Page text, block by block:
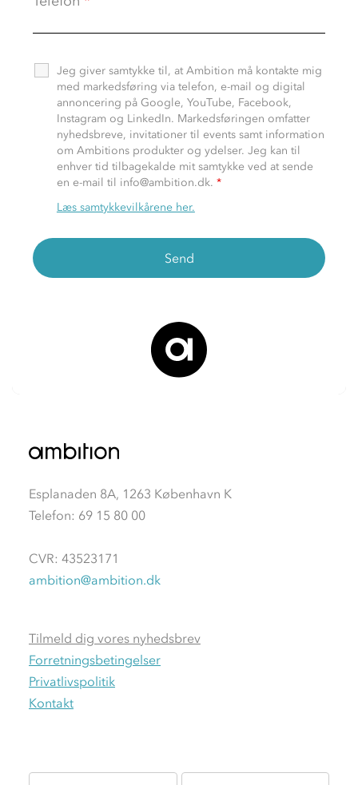
Jeg giver samtykke til, at Ambition må kontakte mig
med markedsføring via telefon, e-mail og digital
annoncering på Google, YouTube, Facebook,
Instagram og LinkedIn. Markedsføringen omfatter
nyhedsbreve, invitationer til events samt information
om Ambitions produkter og ydelser. Jeg kan til
enhver tid tilbagekalde mit samtykke ved at sende
en e-mail til info@ambition.dk. *
Læs samtykkevilkårene her.
Esplanaden 8A, 1263 København K
Telefon: 69 15 80 00
CVR: 43523171
ambition@ambition.dk
Tilmeld dig vores nyhedsbrev
Forretningsbetingelser
Privatlivspolitik
Kontakt